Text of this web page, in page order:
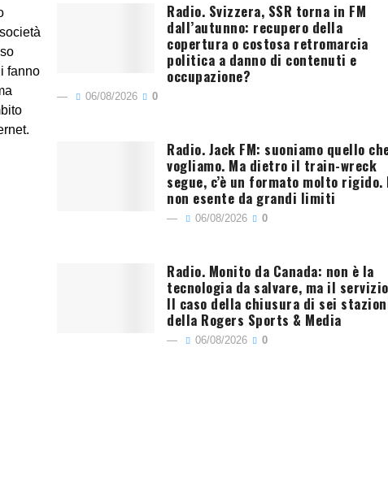
fanno
Radio. Svizzera, SSR torna in FM
dall’autunno: recupero della
copertura o costosa retromarcia
politica a danno di contenuti e
occupazione?
06/08/2026 0
Radio. Jack FM: suoniamo quello
vogliamo. Ma dietro il train-wreck
segue, c’è un formato molto rigido.
non esente da grandi limiti
06/08/2026 0
Radio. Monito da Canada: non è la
tecnologia da salvare, ma il
Il caso della chiusura di sei
della Rogers Sports & Media
06/08/2026 0